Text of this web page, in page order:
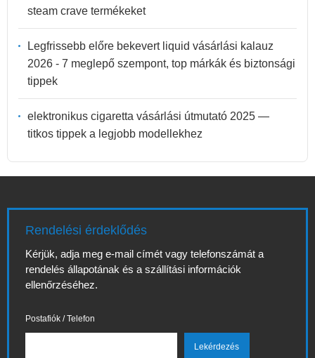
steam crave termékeket
Legfrissebb előre bekevert liquid vásárlási kalauz
2026 - 7 meglepő szempont, top márkák és biztonsági
tippek
elektronikus cigaretta vásárlási útmutató 2025 —
titkos tippek a legjobb modellekhez
Rendelési érdeklődés
Kérjük, adja meg e-mail címét vagy telefonszámát a
rendelés állapotának és a szállítási információk
ellenőrzéséhez.
Postafiók / Telefon